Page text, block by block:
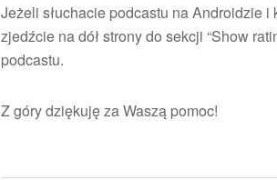
Jeżeli słuchacie podcastu na Androidzie
zjedźcie na dół strony do sekcji “Show
podcastu.
Z góry dziękuję za Waszą pomoc!